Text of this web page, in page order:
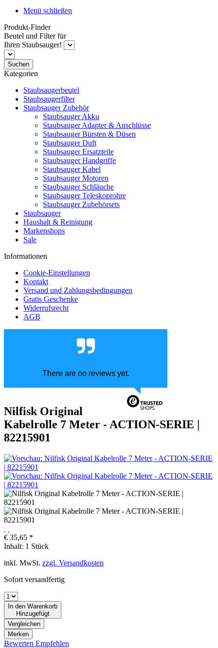
Menü schließen
Produkt-Finder
Beutel und Filter für
Ihren Staubsauger!
Suchen
Kategorien
Staubsaugerbeutel
Staubsaugerfilter
Staubsauger Zubehör
Staubsauger Akku
Staubsauger Adapter & Anschlüsse
Staubsauger Bürsten & Düsen
Staubsauger Duft
Staubsauger Ersatzteile
Staubsauger Handgriffe
Staubsauger Kabel
Staubsauger Motoren
Staubsauger Schläuche
Staubsauger Teleskoprohre
Staubsauger Zubehörsets
Staubsauger
Haushalt & Reinigung
Markenshops
Sale
Informationen
Cookie-Einstellungen
Kontakt
Versand und Zahlungsbedingungen
Gratis Geschenke
Widerrufsrecht
AGB
There are no reviews yet.
Nilfisk Original
Kabelrolle 7 Meter - ACTION-SERIE |
82215901
€ 35,65 *
Inhalt: 1 Stück
inkl. MwSt. zzgl. Versandkosten
Sofort versandfertig
In den Warenkorb
Hinzugefügt
Vergleichen
Merken
Bewerten Empfehlen